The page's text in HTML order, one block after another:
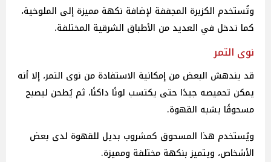
وتُستخدم الكزبرة المجففة لإضافة نكهة مميزة إلى الملوخية،
كما تدخل في العديد من الأطباق الشرقية المختلفة.
نوى التمر
قد يندهش البعض من إمكانية الاستفادة من نوى التمر، إلا أنه
يمكن تحميصه جيدًا حتى يكتسب لونًا داكنًا، ثم يُطحن ليصبح
مسحوقًا يشبه القهوة.
ويُستخدم هذا المسحوق كمشروب بديل للقهوة لدى بعض
الأشخاص، ويتميز بنكهة مختلفة ومميزة.